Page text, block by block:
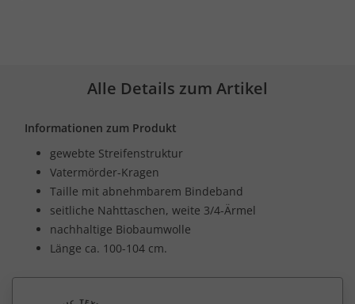
Alle Details zum Artikel
Informationen zum Produkt
gewebte Streifenstruktur
Vatermörder-Kragen
Taille mit abnehmbarem Bindeband
seitliche Nahttaschen, weite 3/4-Ärmel
nachhaltige Biobaumwolle
Länge ca. 100-104 cm.